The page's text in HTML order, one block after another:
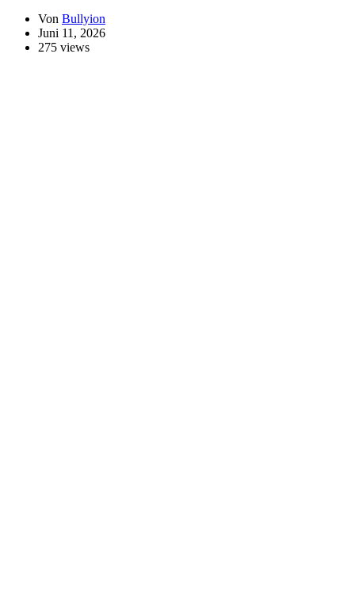
Von Bullyion
Juni 11, 2026
275 views